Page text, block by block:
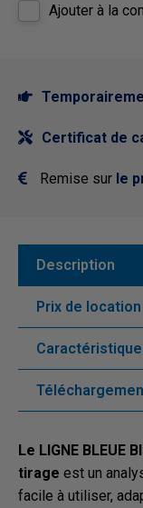
Ajouter à la
Certificat de
Remise sur le
Description
Prix de location
Le LIGNE BLEUE
tirage est un
facile à utiliser,